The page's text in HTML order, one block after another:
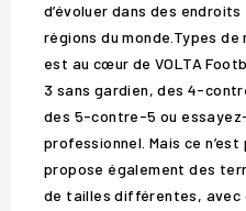
d’évoluer dans des
régions du monde.Types
est au cœur de VOLTA
3 sans gardien, des 4-
des 5-contre-5 ou
professionnel. Mais ce
propose également des
de tailles différentes, avec